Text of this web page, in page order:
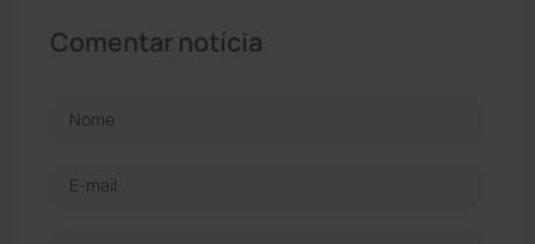
Comentar notícia